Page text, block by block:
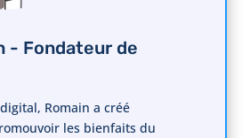
- Fondateur de
Romain a créé
les bienfaits du